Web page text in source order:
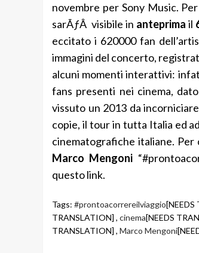
novembre per Sony Music.
sarÃƒÂ visibile in anteprima il
eccitato i 620000 fan
immagini del concerto,
alcuni momenti interattivi:
fans presenti nei cinema,
vissuto un 2013 da
copie, il tour in tutta Italia ed
cinematografiche italiane. Per
Marco Mengoni
questo link.
Tags: #prontoacorrereilviaggio[NEEDS
TRANSLATION] , cinema[NEEDS
TRANSLATION] , Marco Mengoni